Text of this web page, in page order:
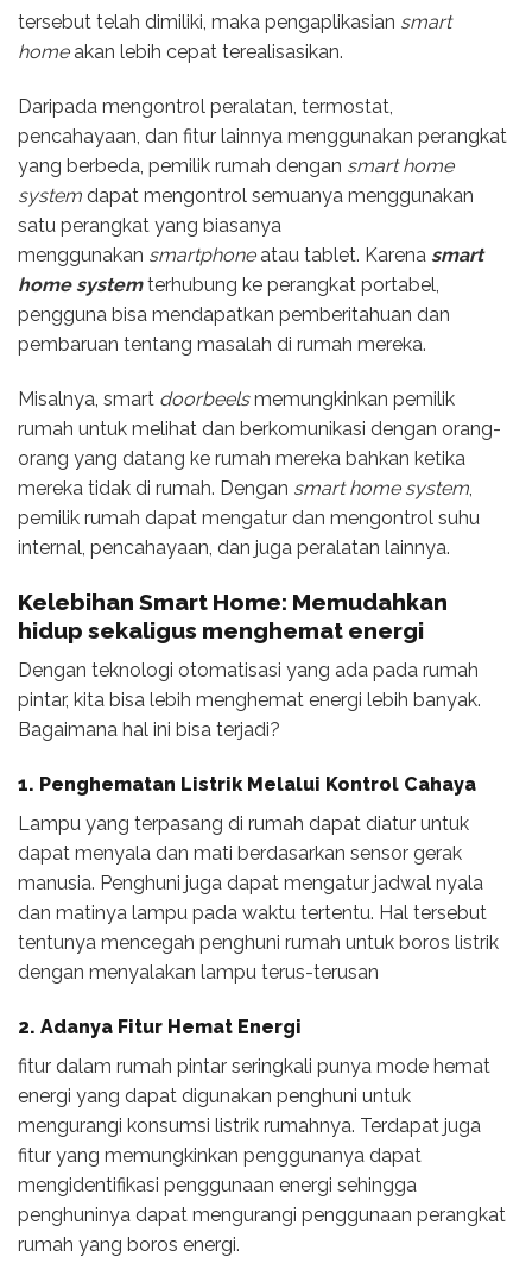
tersebut telah dimiliki, maka pengaplikasian smart
homeakan lebih cepat terealisasikan.
Daripada mengontrol peralatan, termostat,
pencahayaan, dan fitur lainnya menggunakan perangkat
yang berbeda, pemilik rumah dengan smart home
system dapat mengontrol semuanya menggunakan
satu perangkat yang biasanya
menggunakan smartphoneatau tablet. Karena smart
home systemterhubung ke perangkat portabel,
pengguna bisa mendapatkan pemberitahuan dan
pembaruan tentang masalah di rumah mereka.
Misalnya, smart doorbeelsmemungkinkan pemilik
rumah untuk melihat dan berkomunikasi dengan orang-
orang yang datang ke rumah mereka bahkan ketika
mereka tidak di rumah. Dengan smart home system,
pemilik rumah dapat mengatur dan mengontrol suhu
internal, pencahayaan, dan juga peralatan lainnya.
Kelebihan Smart Home: Memudahkan
hidup sekaligus menghemat energi
Dengan teknologi otomatisasi yang ada pada rumah
pintar, kita bisa lebih menghemat energi lebih banyak.
Bagaimana hal ini bisa terjadi?
1. Penghematan Listrik Melalui Kontrol Cahaya
Lampu yang terpasang di rumah dapat diatur untuk
dapat menyala dan mati berdasarkan sensor gerak
manusia. Penghuni juga dapat mengatur jadwal nyala
dan matinya lampu pada waktu tertentu. Hal tersebut
tentunya mencegah penghuni rumah untuk boros listrik
dengan menyalakan lampu terus-terusan
2. Adanya Fitur Hemat Energi
fitur dalam rumah pintar seringkali punya mode hemat
energi yang dapat digunakan penghuni untuk
mengurangi konsumsi listrik rumahnya. Terdapat juga
fitur yang memungkinkan penggunanya dapat
mengidentifikasi penggunaan energi sehingga
penghuninya dapat mengurangi penggunaan perangkat
rumah yang boros energi.